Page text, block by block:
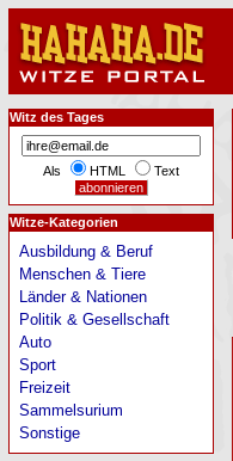
Witz des Tages
Als HTML Text
Witze-Kategorien
Ausbildung & Beruf
Menschen & Tiere
Länder & Nationen
Politik & Gesellschaft
Auto
Sport
Freizeit
Sammelsurium
Sonstige